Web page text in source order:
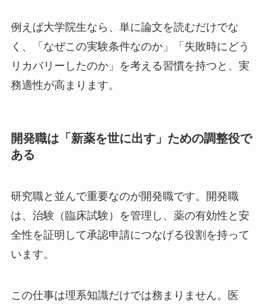
例えば大学院生なら、単に論文を読むだけでな
く、「なぜこの実験条件なのか」「失敗時にどう
リカバリーしたのか」を考える習慣を持つと、実
務適性が高まります。
開発職は「新薬を世に出す」ための調整役で
ある
研究職と並んで重要なのが開発職です。開発職
は、治験（臨床試験）を管理し、薬の有効性と安
全性を証明して承認申請につなげる役割を持って
います。
この仕事は理系知識だけでは務まりません。医